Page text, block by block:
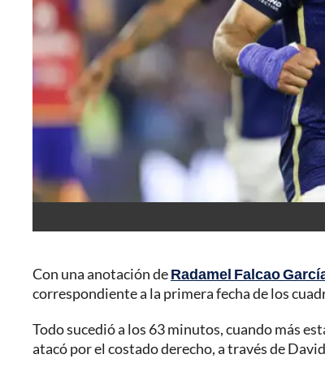
Con una anotación deRadamel Falcao
correspondiente a la primera fecha de los
Todo sucedió a los 63 minutos, cuando más
atacó por el costado derecho, a través de